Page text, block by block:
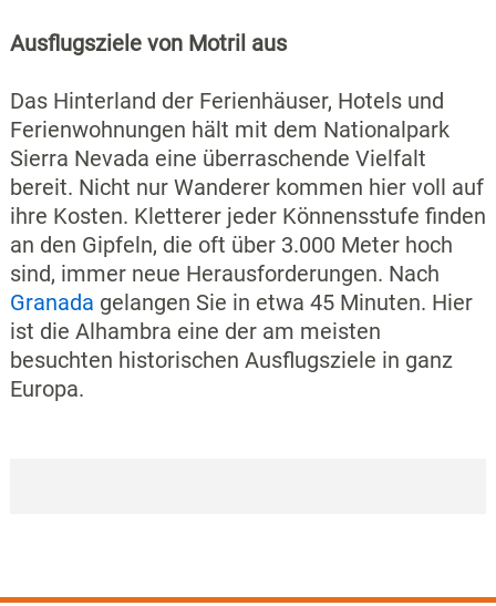
Ausflugsziele von Motril aus
Das Hinterland der Ferienhäuser, Hotels und
Ferienwohnungen hält mit dem Nationalpark
Sierra Nevada eine überraschende Vielfalt
bereit. Nicht nur Wanderer kommen hier voll auf
ihre Kosten. Kletterer jeder Könnensstufe finden
an den Gipfeln, die oft über 3.000 Meter hoch
sind, immer neue Herausforderungen. Nach
Granada gelangen Sie in etwa 45 Minuten. Hier
ist die Alhambra eine der am meisten
besuchten historischen Ausflugsziele in ganz
Europa.